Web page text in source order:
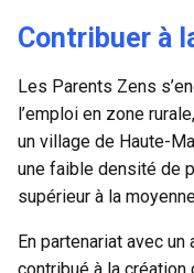
Contribuer à
Les Parents Zens
l’emploi en zone
un village de Haute-
une faible densité de
supérieur à la
En partenariat avec